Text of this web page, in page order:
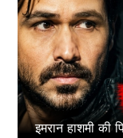
इमरान हाशमी